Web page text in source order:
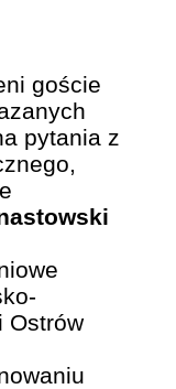
goście
pytania z
Ostrów